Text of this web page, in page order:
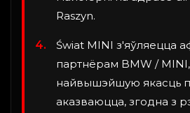
Raszyn.
Świat MINI з'яўляецца
партнёрам BMW /
найвышэйшую якасць
аказваюцца, згодна з